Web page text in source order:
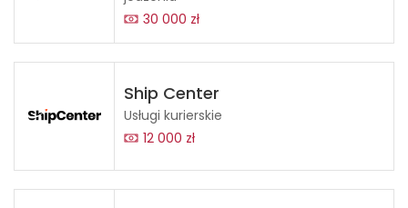
30 000 zł
Ship Center
Usługi kurierskie
12 000 zł